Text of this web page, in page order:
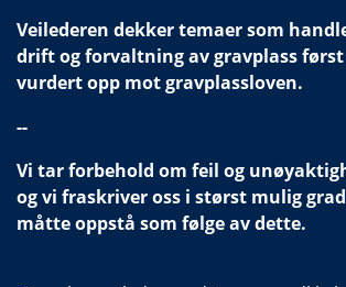
Veilederen dekker temaer som
drift og forvaltning av gravplass
vurdert opp mot gravplassloven.
--
Vi tar forbehold om feil og
og vi fraskriver oss i størst mulig
måtte oppstå som følge av dette.